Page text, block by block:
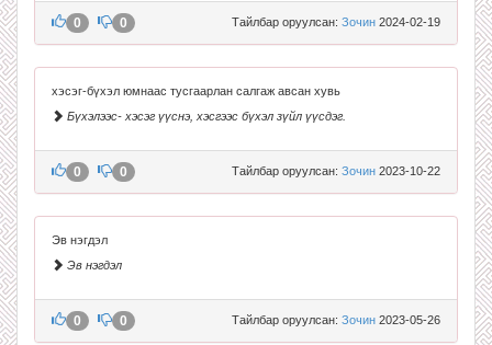
Тайлбар оруулсан: Зочин 2024-02-19
0 0
хэсэг-бүхэл юмнаас тусгаарлан салгаж авсан хувь
Бүхэлээс- хэсэг үүснэ, хэсгээс бүхэл зүйл үүсдэг.
Тайлбар оруулсан: Зочин 2023-10-22
0 0
Эв нэгдэл
Эв нэгдэл
Тайлбар оруулсан: Зочин 2023-05-26
0 0